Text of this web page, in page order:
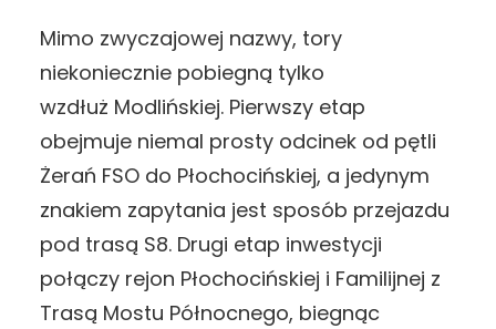
Mimo zwyczajowej nazwy, tory
niekoniecznie pobiegną tylko
wzdłuż Modlińskiej. Pierwszy etap
obejmuje niemal prosty odcinek od pętli
Żerań FSO do Płochocińskiej, a jedynym
znakiem zapytania jest sposób przejazdu
pod trasą S8. Drugi etap inwestycji
połączy rejon Płochocińskiej i Familijnej z
Trasą Mostu Północnego, biegnąc